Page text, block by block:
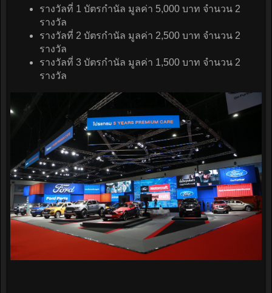
รางวัลที่ 1 บัตรกำนัล มูลค่า 5,000 บาท จำนวน 2
รางวัล
รางวัลที่ 2 บัตรกำนัล มูลค่า 2,500 บาท จำนวน 2
รางวัล
รางวัลที่ 3 บัตรกำนัล มูลค่า 1,500 บาท จำนวน 2
รางวัล